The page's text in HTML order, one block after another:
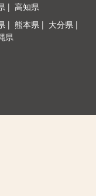
高知県
熊本県
大分県
県